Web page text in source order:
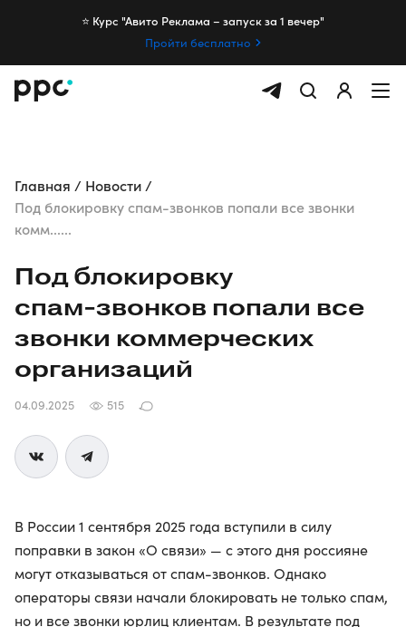
⭐️ Курс "Авито Реклама – запуск за 1 вечер"
Пройти бесплатно
Главная
Новости
Под блокировку спам-звонков попали все звонки
комм......
Под блокировку
спам-звонков попали все
звонки коммерческих
организаций
04.09.2025 515
В России 1 сентября 2025 года вступили в силу
поправки в закон «О связи» — с этого дня россияне
могут отказываться от спам-звонков. Однако
операторы связи начали блокировать не только спам,
но и все звонки юрлиц клиентам. В результате под